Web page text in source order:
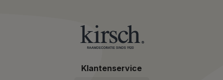
Klantenservice